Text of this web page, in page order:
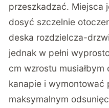
przeszkadzać. Miejsca
dosyć szczelnie
deska rozdzielcza-
jednak w pełni
cm wzrostu
kanapie i wymontować
maksymalnym